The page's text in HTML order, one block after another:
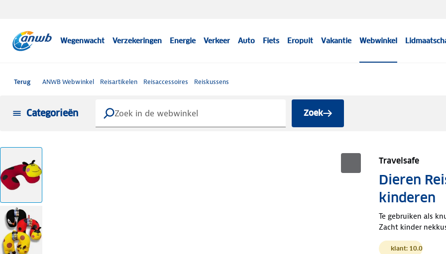
Wegenwacht Verzekeringen Energie Verkeer Auto Fiets Eropuit Vakantie Webwinkel
Terug ANWB Webwinkel Reisartikelen Reisaccessoires Reiskussens
Categorieën Zoek
Travelsafe
Dieren
kinderen
Te gebruiken als
Zacht kinder
klant: 10.0